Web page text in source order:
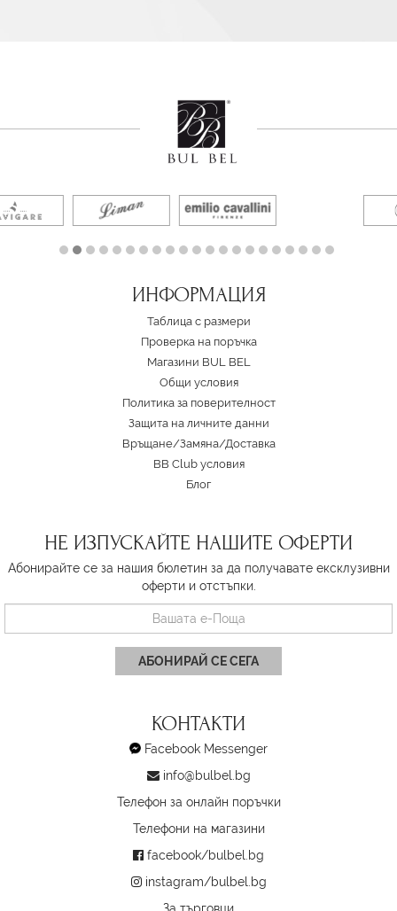
ИНФОРМАЦИЯ
Таблица с размери
Проверка на поръчка
Магазини BUL BEL
Oбщи условия
Политика за поверителност
Защита на личните данни
Връщане/Замяна/Доставка
BB Club условия
Блог
НЕ ИЗПУСКАЙТЕ НАШИТЕ ОФЕРТИ
Абонирайте се за нашия бюлетин за да получавате ексклузивни
оферти и отстъпки.
АБОНИРАЙ СЕ СЕГА
КОНТАКТИ
Facebook Messenger
info@bulbel.bg
Телефон за онлайн поръчки
Телефони на магазини
facebook/bulbel.bg
instagram/bulbel.bg
За търговци